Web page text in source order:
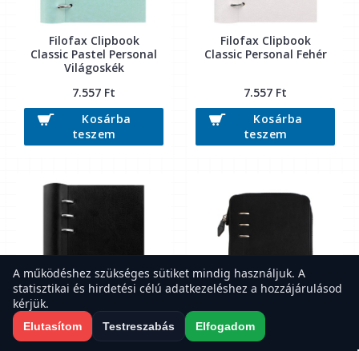
Filofax Clipbook
Classic Pastel Personal
Világoskék
7.557 Ft
Kosárba
teszem
Filofax Clipbook
Classic Personal Fehér
7.557 Ft
Kosárba
teszem
Filofax Clipbook
Filofax Clipbook
A működéshez szükséges sütiket mindig használjuk. A
statisztikai és hirdetési célú adatkezeléshez a hozzájárulásod
kérjük.
Elutasítom Testreszabás Elfogadom